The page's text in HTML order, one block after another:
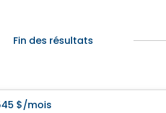
Fin des résultats
$/mois